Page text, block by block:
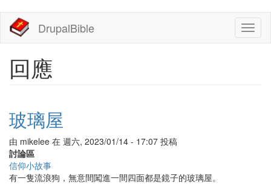
主
DrupalBible
回應
玻璃屋
由 mikelee 在 週六, 2023/01/14 - 17:07 投稿
討論區
信仰小故事
有一隻流浪狗，無意間闖進一間四面都是鏡子的玻璃屋。